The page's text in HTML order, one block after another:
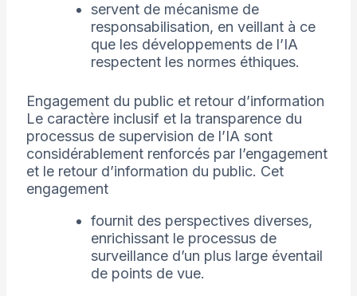
servent de mécanisme de
responsabilisation, en veillant à ce
que les développements de l’IA
respectent les normes éthiques.
Engagement du public et retour d’information
Le caractère inclusif et la transparence du
processus de supervision de l’IA sont
considérablement renforcés par l’engagement
et le retour d’information du public. Cet
engagement
fournit des perspectives diverses,
enrichissant le processus de
surveillance d’un plus large éventail
de points de vue.